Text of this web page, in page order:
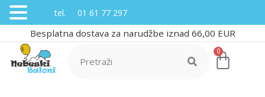
Besplatna dostava za narudžbe iznad 66,00 EUR
0
tel. 01 61 77 297